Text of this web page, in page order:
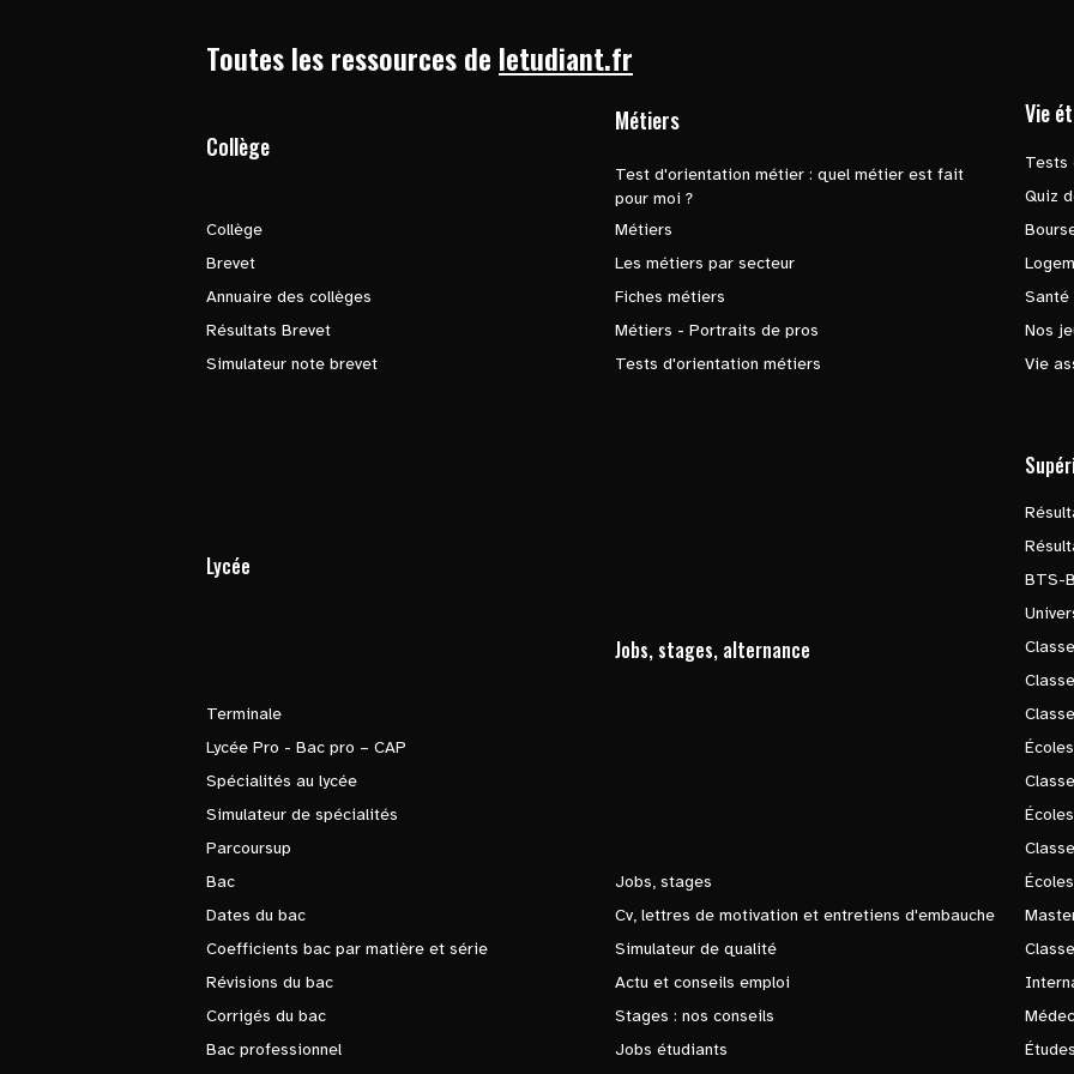
Toutes les ressources de letudiant.fr
Collège
Collège
Brevet
Annuaire des collèges
Résultats Brevet
Simulateur note brevet
Métiers
Test d'orientation métier : quel métier est fait
pour moi ?
Métiers
Les métiers par secteur
Fiches métiers
Métiers - Portraits de pros
Tests d'orientation métiers
Vie
Tests
Quiz
Santé
Nos
Vie
Lycée
Terminale
Lycée Pro - Bac pro – CAP
Spécialités au lycée
Simulateur de spécialités
Parcoursup
Bac
Dates du bac
Coefficients bac par matière et série
Révisions du bac
Corrigés du bac
Bac professionnel
Jobs, stages, alternance
Jobs, stages
Cv, lettres de motivation et entretiens d'embauche
Simulateur de qualité
Actu et conseils emploi
Stages : nos conseils
Jobs étudiants
BTS-